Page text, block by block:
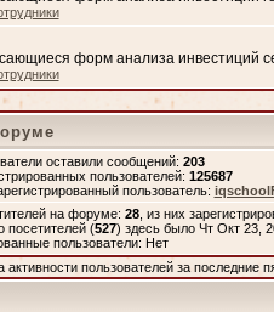
форм анализа инвестиций
оставили сообщений: 203
пользователей: 125687
пользователь:
на форуме: 28, из них
посетителей (527) здесь было Чт Окт 23,
пользователи: Нет
пользователей за последние